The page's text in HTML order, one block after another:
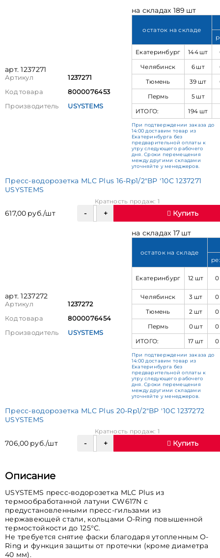
арт. 1237271
Артикул
1237271
Код товара
8000076453
Производитель
USYSTEMS
на складах 189 шт
остаток на складе
Екатеринбург
144 шт
Челябинск
6 шт
Тюмень
39 шт
Пермь
5 шт
ИТОГО:
194 шт
При подтверждении заказа до
14:00 доставим товар из
Екатеринбурга без
предварительной оплаты к
утру следующего рабочего
дня. Сроки перемещения
между другими складами
уточняйте у менеджеров.
Пресс-водорозетка MLC Plus 16-Rp1/2"ВР '10С 1237271
USYSTEMS
617,00 руб./шт
Кратность продаж: 1
Купить
арт. 1237272
Артикул
1237272
Код товара
8000076454
Производитель
USYSTEMS
на складах 17 шт
остаток на складе
Екатеринбург 12 шт
Челябинск 3 шт
Тюмень
2 шт
Пермь
0 шт
ИТОГО:
17 шт
При подтверждении заказа до
14:00 доставим товар из
Екатеринбурга без
предварительной оплаты к
утру следующего рабочего
дня. Сроки перемещения
между другими складами
уточняйте у менеджеров.
Пресс-водорозетка MLC Plus 20-Rp1/2"ВР '10С 1237272
USYSTEMS
706,00 руб./шт
Кратность продаж: 1
Купить
Описание
USYSTEMS пресс-водорозетка MLC Plus из
термообработанной латуни CW617N с
предустановленными пресс-гильзами из
нержавеющей стали, кольцами O-Ring повышенной
термостойкости до 125°С.
Не требуется снятие фаски благодаря утопленным O-
Ring и функция защиты от протечки (кроме диаметра
40 мм).